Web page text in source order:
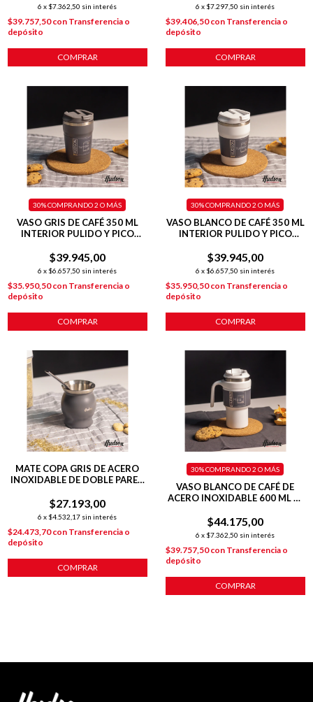
6 x $7.362,50 sin interés
$39.757,50con Transferencia o
depósito
COMPRAR
6 x $7.297,50 sin interés
$39.406,50con Transferencia o
depósito
COMPRAR
VASO GRIS DE CAFÉ 350 ML
INTERIOR PULIDO Y PICO
$39.945,00
6 x $6.657,50 sin interés
30%COMPRANDO 2 O MÁS
$35.950,50con Transferencia o
depósito
COMPRAR
VASO BLANCO DE CAFÉ 350 ML
INTERIOR PULIDO Y PICO
$39.945,00
6 x $6.657,50 sin interés
30%COMPRANDO 2 O MÁS
$35.950,50con Transferencia o
depósito
COMPRAR
MATE COPA GRIS DE ACERO
INOXIDABLE DE DOBLE PARED
$27.193,00
6 x $4.532,17 sin interés
$24.473,70con Transferencia o
depósito
COMPRAR
VASO BLANCO DE CAFÉ DE
ACERO INOXIDABLE 600 ML C/
$44.175,00
6 x $7.362,50 sin interés
30%COMPRANDO 2 O MÁS
$39.757,50con Transferencia o
depósito
COMPRAR